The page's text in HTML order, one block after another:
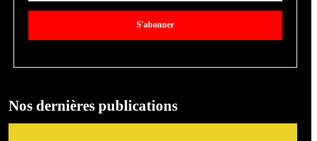
S'abonner
Nos dernières publications